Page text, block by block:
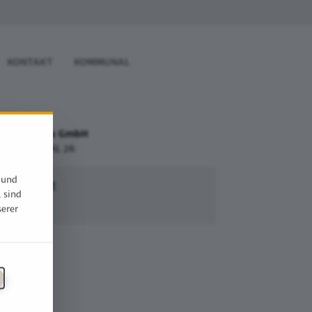
KONTAKT KOMMUNAL
Holzbau GmbH
KOMMUNAL 26:
Erfurt
sind